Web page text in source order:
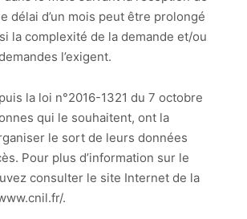
délai d’un mois peut être prolongé
la complexité de la demande et/ou
l’exigent.
la loi n°2016-1321 du 7 octobre
qui le souhaitent, ont la
le sort de leurs données
Pour plus d’information sur le
consulter le site Internet de la
.